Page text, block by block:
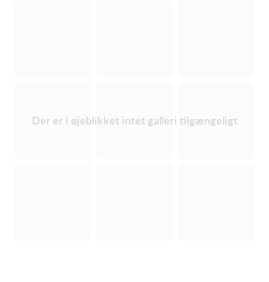
Der er i øjeblikket intet galleri tilgængeligt